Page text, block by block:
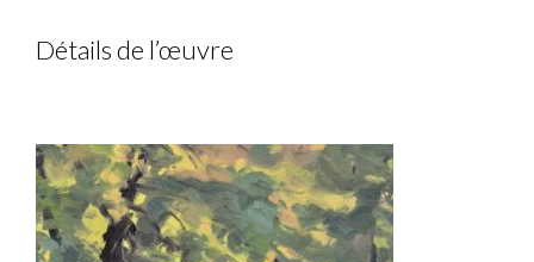
Détails de l’œuvre